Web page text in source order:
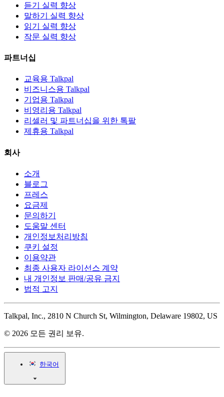
듣기 실력 향상
말하기 실력 향상
읽기 실력 향상
작문 실력 향상
파트너십
교육용 Talkpal
비즈니스용 Talkpal
기업용 Talkpal
비영리용 Talkpal
리셀러 및 파트너십을 위한 톡팔
제휴용 Talkpal
회사
소개
블로그
프레스
요금제
문의하기
도움말 센터
개인정보처리방침
쿠키 설정
이용약관
최종 사용자 라이선스 계약
내 개인정보 판매/공유 금지
법적 고지
Talkpal, Inc., 2810 N Church St, Wilmington, Delaware 19802, US
© 2026 모든 권리 보유.
한국어